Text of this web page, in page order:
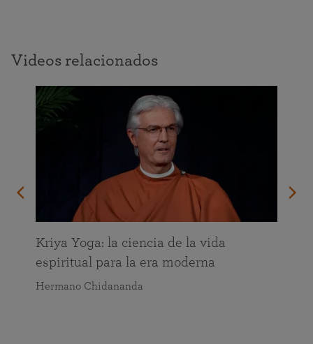
Videos relacionados
Kriya Yoga: la ciencia de la vida
espiritual para la era moderna
Hermano Chidananda